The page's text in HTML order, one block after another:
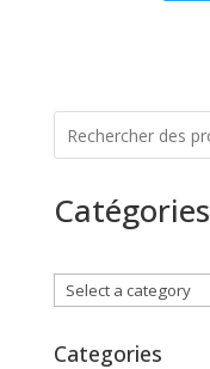
Catégories
Select
a
category
Categories